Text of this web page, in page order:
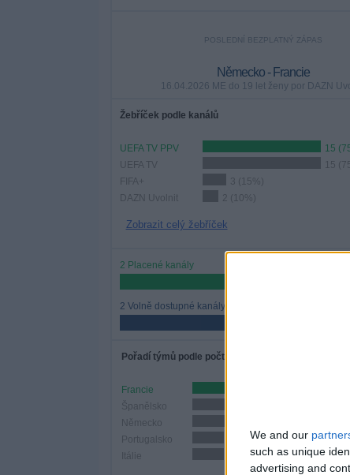
We and our
such as unique
advertising and
POSLEDNÍ BEZPLATNÝ ZÁPAS
Německo - Francie
16.04.2026 ME do 19 let ženy por DAZN
Žebříček podle kanálů
UEFA TV PPV
15
UEFA TV
15
FIFA+
3 (15%)
DAZN Uvolnit
2 (10%)
Zobrazit celý žebříček
2 Placené kanály
2 Volně dostupné kanály
Pořadí týmů podle počtu zápasů
Francie
Španělsko
Německo
Portugalsko
4 (20%)
Itálie
4 (20%)